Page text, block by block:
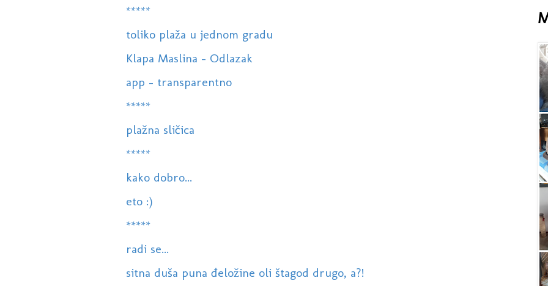
*****
toliko plaža u jednom gradu
Klapa Maslina - Odlazak
app - transparentno
*****
plažna sličica
*****
kako dobro...
eto :)
*****
radi se...
sitna duša puna đeložine oli štagod drugo, a?!